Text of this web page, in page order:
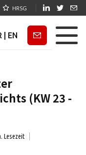
HRSG
EN Newsletter
(KW 23 -
Lesezeit